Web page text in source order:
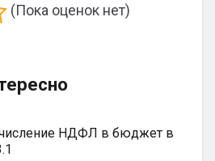
(Пока оценок нет)
НДФЛ в бюджет в